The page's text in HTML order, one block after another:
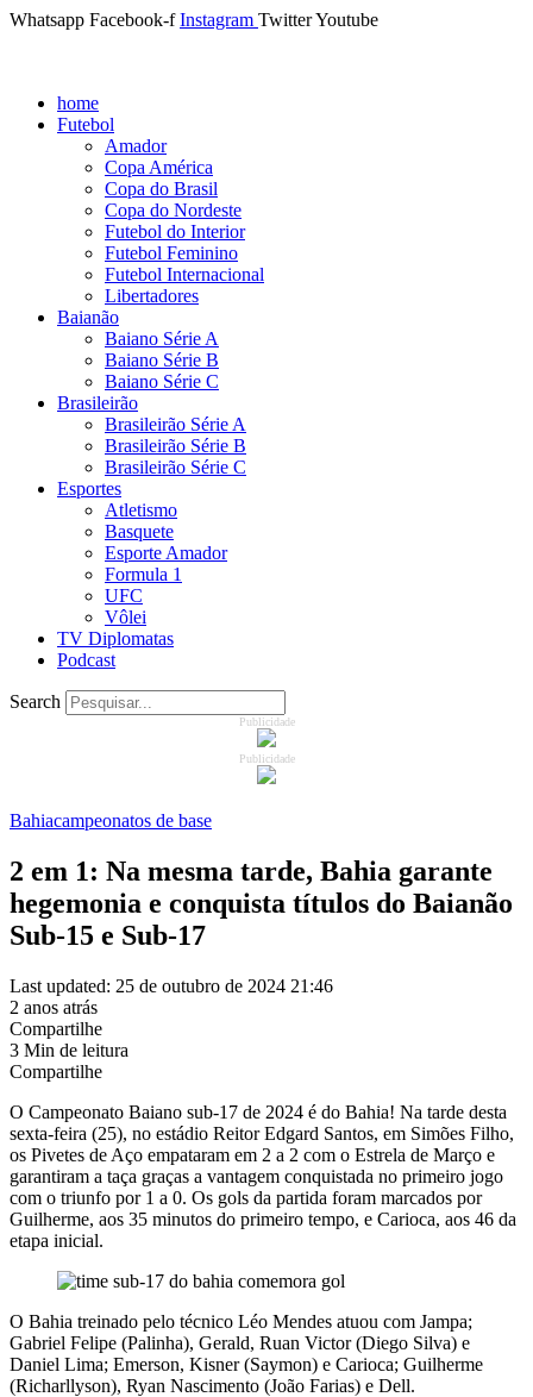
Whatsapp Facebook-f Instagram TwitterYoutube
home
Futebol
Amador
Copa América
Copa do Brasil
Copa do Nordeste
Futebol do Interior
Futebol Feminino
Futebol Internacional
Libertadores
Baianão
Baiano Série A
Baiano Série B
Baiano Série C
Brasileirão
Brasileirão Série A
Brasileirão Série B
Brasileirão Série C
Esportes
Atletismo
Basquete
Esporte Amador
Formula 1
UFC
Vôlei
TV Diplomatas
Podcast
Search
Publicidade
Publicidade
Bahiacampeonatos de base
2 em 1: Na mesma tarde, Bahia garante
hegemonia e conquista títulos do Baianão
Sub-15 e Sub-17
Last updated: 25 de outubro de 2024 21:46
2 anos atrás
Compartilhe
3 Min de leitura
Compartilhe
O Campeonato Baiano sub-17 de 2024 é do Bahia! Na tarde desta
sexta-feira (25), no estádio Reitor Edgard Santos, em Simões Filho,
os Pivetes de Aço empataram em 2 a 2 com o Estrela de Março e
garantiram a taça graças a vantagem conquistada no primeiro jogo
com o triunfo por 1 a 0. Os gols da partida foram marcados por
Guilherme, aos 35 minutos do primeiro tempo, e Carioca, aos 46 da
etapa inicial.
O Bahia treinado pelo técnico Léo Mendes atuou com Jampa;
Gabriel Felipe (Palinha), Gerald, Ruan Victor (Diego Silva) e
Daniel Lima; Emerson, Kisner (Saymon) e Carioca; Guilherme
(Richarllyson), Ryan Nascimento (João Farias) e Dell.